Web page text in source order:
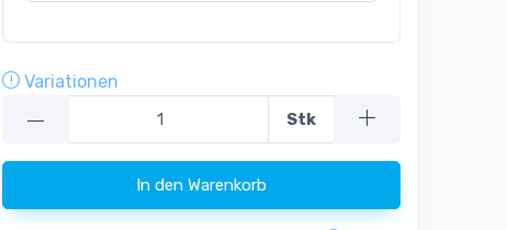
Variationen
— Stk
In den Warenkorb